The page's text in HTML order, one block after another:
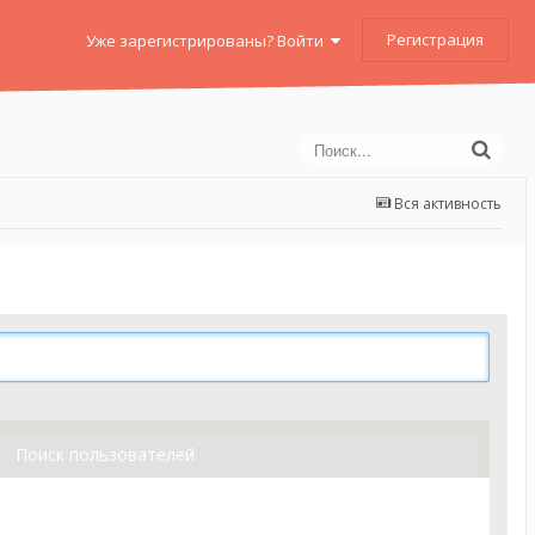
Уже зарегистрированы? Войти Регистрация
Вся активность
Поиск пользователей